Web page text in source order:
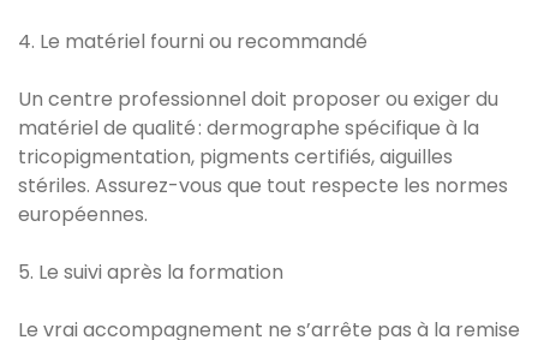
4. Le matériel fourni ou recommandé
Un centre professionnel doit proposer ou exiger du
matériel de qualité : dermographe spécifique à la
tricopigmentation, pigments certifiés, aiguilles
stériles. Assurez-vous que tout respecte les normes
européennes.
5. Le suivi après la formation
Le vrai accompagnement ne s’arrête pas à la remise